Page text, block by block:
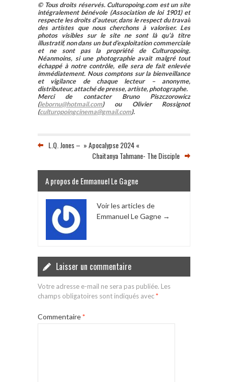
© Tous droits réservés. Culturopoing.com est un site
intégralement bénévole (Association de loi 1901) et
respecte les droits d’auteur, dans le respect du travail
des artistes que nous cherchons à valoriser. Les
photos visibles sur le site ne sont là qu’à titre
illustratif, non dans un but d’exploitation commerciale
et ne sont pas la propriété de Culturopoing.
Néanmoins, si une photographie avait malgré tout
échappé à notre contrôle, elle sera de fait enlevée
immédiatement. Nous comptons sur la bienveillance
et vigilance de chaque lecteur – anonyme,
distributeur, attaché de presse, artiste, photographe.
Merci de contacter Bruno Piszczorowicz
(lebornu@hotmail.com) ou Olivier Rossignot
(culturopoingcinema@gmail.com).
L.Q. Jones – » Apocalypse 2024 «
Chaitanya Tahmane- The Disciple
A propos de Emmanuel Le Gagne
Voir les articles de
Emmanuel Le Gagne →
Laisser un commentaire
Votre adresse e-mail ne sera pas publiée. Les
champs obligatoires sont indiqués avec*
Commentaire*